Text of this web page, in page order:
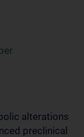
alterations
preclinical